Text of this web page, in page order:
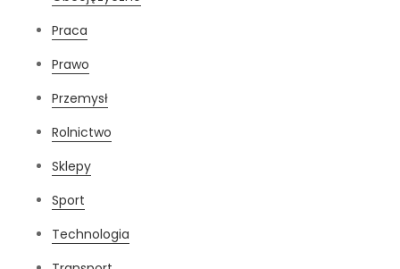
Praca
Prawo
Przemysł
Rolnictwo
Sklepy
Sport
Technologia